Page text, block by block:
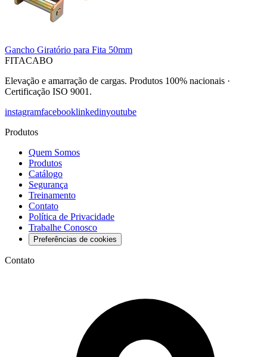
Gancho Giratório para Fita 50mm
FITACABO
Elevação e amarração de cargas. Produtos 100% nacionais ·
Certificação ISO 9001 .
instagramfacebooklinkedinyoutube
Produtos
Quem Somos
Produtos
Catálogo
Segurança
Treinamento
Contato
Política de Privacidade
Trabalhe Conosco
Preferências de cookies
Contato